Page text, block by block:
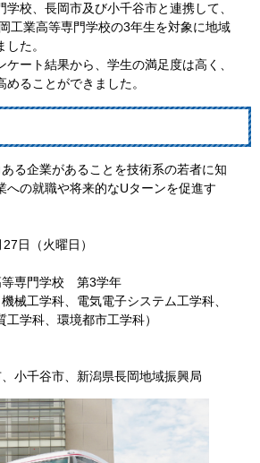
校、長岡市及び小千谷市と連携して、
工業高等専門学校の3年生を対象に地域
た。
ート結果から、学生の満足度は高く、
めることができました。
企業があることを技術系の若者に知
への就職や将来的なUターンを促進す
日（火曜日）
専門学校 第3学年
科、電気電子システム工学科、
学科、環境都市工学科）
小千谷市、新潟県長岡地域振興局